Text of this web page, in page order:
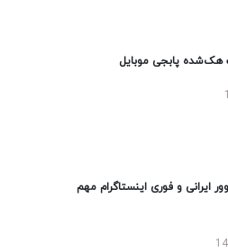
هک‌شده پابجی موبایل
ایرانی و فوری اینستاگرام مهم